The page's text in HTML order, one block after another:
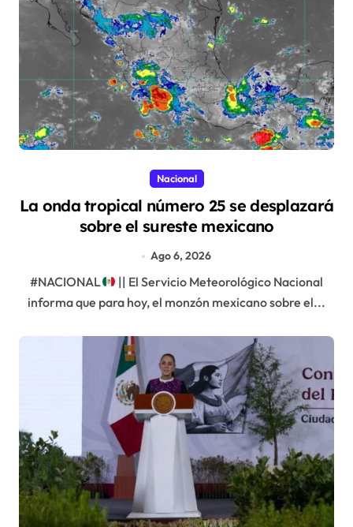
Nacional
La onda tropical número 25 se desplazará
sobre el sureste mexicano
Ago 6, 2026
#NACIONAL
|| El Servicio Meteorológico Nacional
informa que para hoy, el monzón mexicano sobre el...